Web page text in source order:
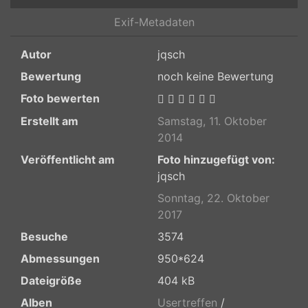
Exif-Metadaten
Autor
jqsch
Bewertung
noch keine Bewertung
Foto bewerten
Erstellt am
Samstag, 11. Oktober
2014
Veröffentlicht am
Foto hinzugefügt von:
jqsch
Sonntag, 22. Oktober
2017
Besuche
3574
Abmessungen
950*624
Dateigröße
404 kB
Alben
Usertreffen /